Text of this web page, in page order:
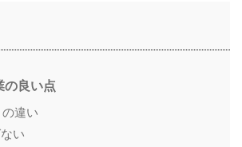
の良い点
違い
い